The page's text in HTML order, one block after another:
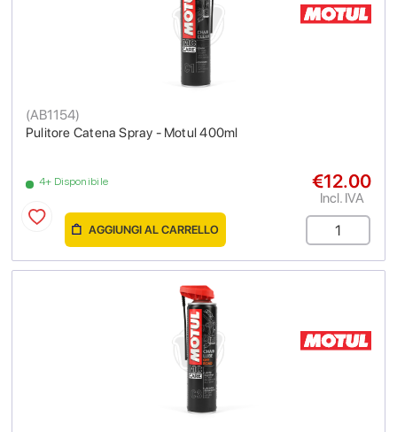
Pulitore Catena Spray - Motul 400ml
(AB1154)
4+ Disponibile €12.00
Incl. IVA
AGGIUNGI AL CARRELLO